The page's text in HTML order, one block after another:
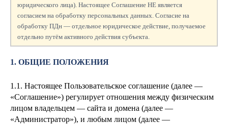
юридического лица). Настоящее Соглашение НЕ является
согласием на обработку персональных данных. Согласие на
обработку ПДн — отдельное юридическое действие, получаемое
отдельно путём активного действия субъекта.
1. ОБЩИЕ ПОЛОЖЕНИЯ
1.1. Настоящее Пользовательское соглашение (далее —
«Соглашение») регулирует отношения между физическим
лицом владельцем — сайта и домена (далее —
«Администратор»), и любым лицом (далее —